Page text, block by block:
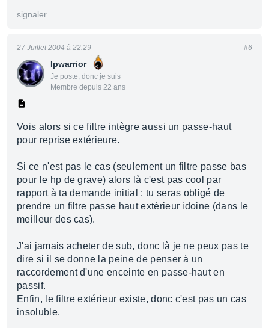
signaler
Ipwarrior
Je poste, donc je suis
Membre depuis 22 ans
27 Juillet 2004 à 22:29 #6
Vois alors si ce filtre intègre aussi un passe-haut
pour reprise extérieure.
Si ce n'est pas le cas (seulement un filtre passe bas
pour le hp de grave) alors là c'est pas cool par
rapport à ta demande initial : tu seras obligé de
prendre un filtre passe haut extérieur idoine (dans le
meilleur des cas).
J'ai jamais acheter de sub, donc là je ne peux pas te
dire si il se donne la peine de penser à un
raccordement d'une enceinte en passe-haut en
passif.
Enfin, le filtre extérieur existe, donc c'est pas un cas
insoluble.